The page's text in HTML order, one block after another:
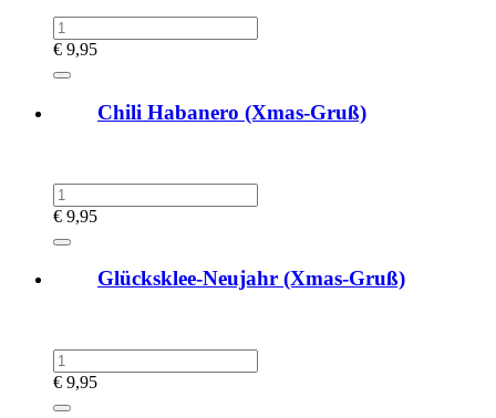
€ 9,95
Chili Habanero (Xmas-Gruß)
€ 9,95
Glücksklee-Neujahr (Xmas-Gruß)
€ 9,95